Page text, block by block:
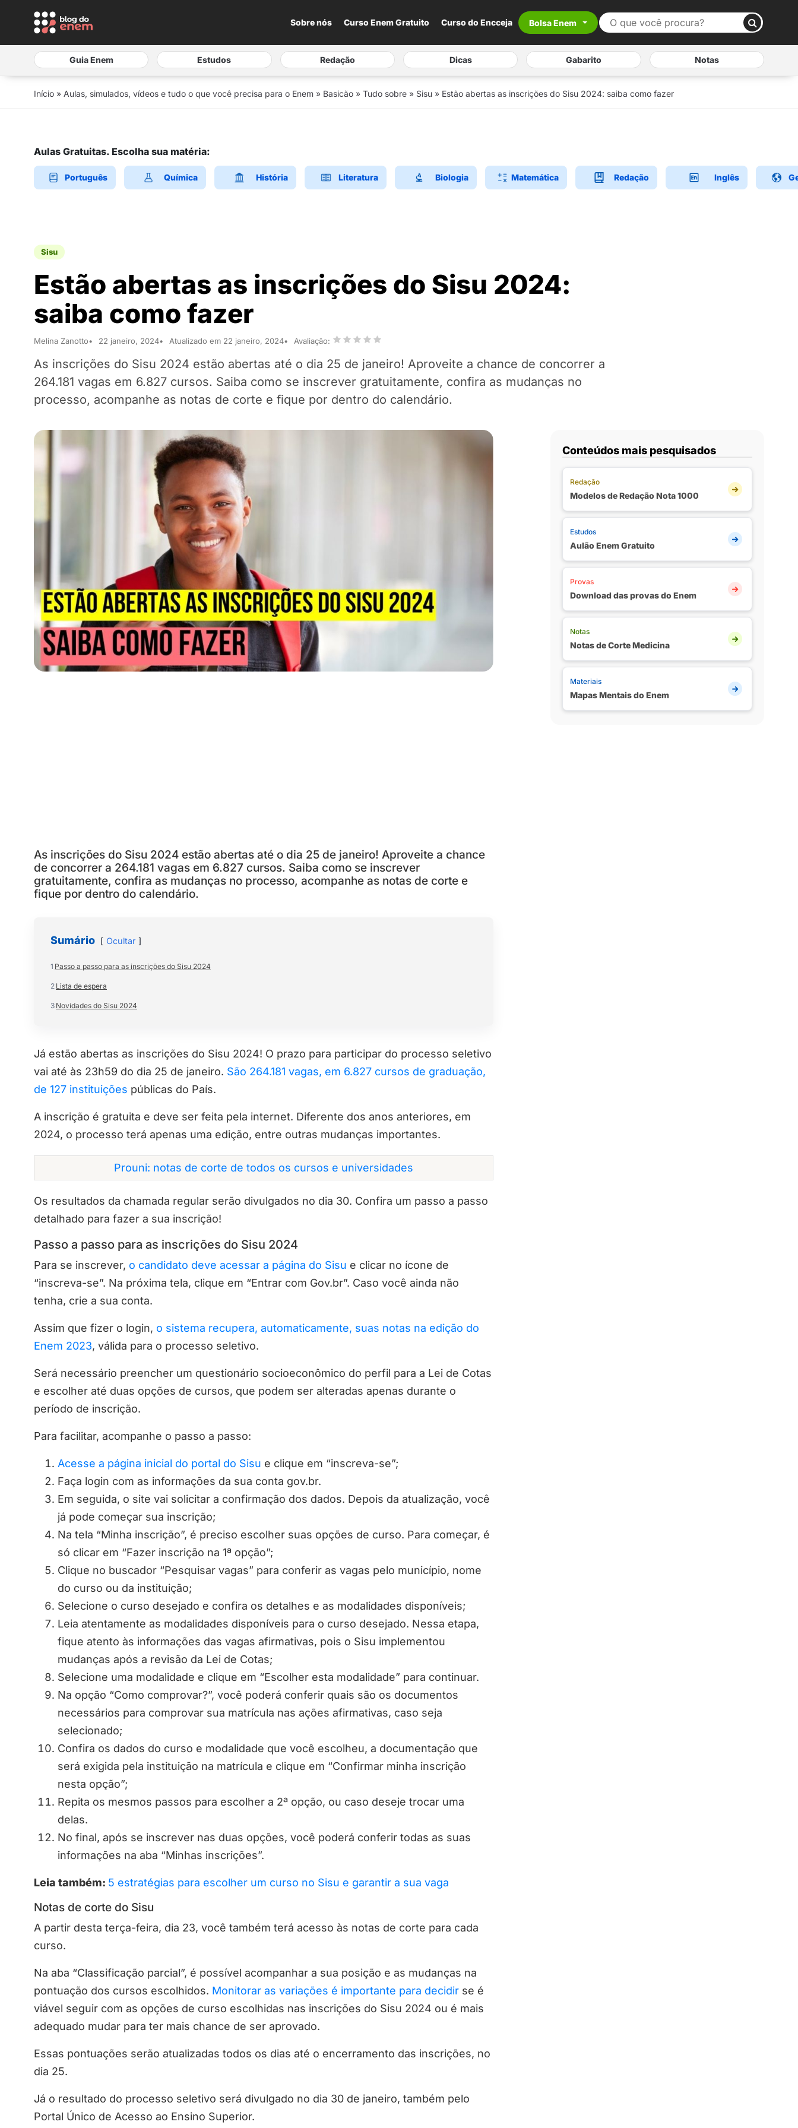
Sobre nós Curso Enem Gratuito Curso do Encceja Bolsa Enem
Guia Enem Estudos Redação Dicas Gabarito Notas
Início » Aulas, simulados, vídeos e tudo o que você precisa para o Enem » Basicão » Tudo sobre » Sisu » Estão abertas as inscrições do Sisu 2024: saiba como fazer
Aulas Gratuitas. Escolha sua matéria:
Português Química História Literatura Biologia Matemática Redação Inglês
Sisu
Estão abertas as inscrições do Sisu 2024:
saiba como fazer
Melina Zanotto 22 janeiro, 2024 Atualizado em 22 janeiro, 2024 Avaliação:
As inscrições do Sisu 2024 estão abertas até o dia 25 de janeiro! Aproveite a chance de concorrer a
264.181 vagas em 6.827 cursos. Saiba como se inscrever gratuitamente, confira as mudanças no
processo, acompanhe as notas de corte e fique por dentro do calendário.
As inscrições do Sisu 2024 estão abertas até o dia 25 de janeiro! Aproveite a chance
de concorrer a 264.181 vagas em 6.827 cursos. Saiba como se inscrever
gratuitamente, confira as mudanças no processo, acompanhe as notas de corte e
fique por dentro do calendário.
Sumário Ocultar
1 Passo a passo para as inscrições do Sisu 2024
2 Lista de espera
3 Novidades do Sisu 2024
Já estão abertas as inscrições do Sisu 2024! O prazo para participar do processo seletivo
vai até às 23h59 do dia 25 de janeiro. São 264.181 vagas, em 6.827 cursos de graduação,
de 127 instituições públicas do País.
A inscrição é gratuita e deve ser feita pela internet. Diferente dos anos anteriores, em
2024, o processo terá apenas uma edição, entre outras mudanças importantes.
Prouni: notas de corte de todos os cursos e universidades
Os resultados da chamada regular serão divulgados no dia 30. Confira um passo a passo
detalhado para fazer a sua inscrição!
Passo a passo para as inscrições do Sisu 2024
Para se inscrever, o candidato deve acessar a página do Sisu e clicar no ícone de
“inscreva-se”. Na próxima tela, clique em “Entrar com Gov.br”. Caso você ainda não
tenha, crie a sua conta.
Assim que fizer o login, o sistema recupera, automaticamente, suas notas na edição do
Enem 2023, válida para o processo seletivo.
Será necessário preencher um questionário socioeconômico do perfil para a Lei de Cotas
e escolher até duas opções de cursos, que podem ser alteradas apenas durante o
período de inscrição.
Para facilitar, acompanhe o passo a passo:
Acesse a página inicial do portal do Sisu e clique em “inscreva-se”;
Faça login com as informações da sua conta gov.br.
Em seguida, o site vai solicitar a confirmação dos dados. Depois da atualização, você
já pode começar sua inscrição;
Na tela “Minha inscrição”, é preciso escolher suas opções de curso. Para começar, é
só clicar em “Fazer inscrição na 1ª opção”;
Clique no buscador “Pesquisar vagas” para conferir as vagas pelo município, nome
do curso ou da instituição;
Selecione o curso desejado e confira os detalhes e as modalidades disponíveis;
Leia atentamente as modalidades disponíveis para o curso desejado. Nessa etapa,
fique atento às informações das vagas afirmativas, pois o Sisu implementou
mudanças após a revisão da Lei de Cotas;
Selecione uma modalidade e clique em “Escolher esta modalidade” para continuar.
Na opção “Como comprovar?”, você poderá conferir quais são os documentos
necessários para comprovar sua matrícula nas ações afirmativas, caso seja
selecionado;
Confira os dados do curso e modalidade que você escolheu, a documentação que
será exigida pela instituição na matrícula e clique em “Confirmar minha inscrição
nesta opção”;
Repita os mesmos passos para escolher a 2ª opção, ou caso deseje trocar uma
delas.
No final, após se inscrever nas duas opções, você poderá conferir todas as suas
informações na aba “Minhas inscrições”.
Leia também: 5 estratégias para escolher um curso no Sisu e garantir a sua vaga
Notas de corte do Sisu
A partir desta terça-feira, dia 23, você também terá acesso às notas de corte para cada
curso.
Na aba “Classificação parcial”, é possível acompanhar a sua posição e as mudanças na
pontuação dos cursos escolhidos​​. Monitorar as variações é importante para decidir se é
viável seguir com as opções de curso escolhidas nas inscrições do Sisu 2024 ou é mais
adequado mudar para ter mais chance de ser aprovado.
Essas pontuações serão atualizadas todos os dias até o encerramento das inscrições, no
dia 25.
Já o resultado do processo seletivo será divulgado no dia 30 de janeiro, também pelo
Portal Único de Acesso ao Ensino Superior.
Conteúdos mais pesquisados
Redação
Modelos de Redação Nota 1000
Estudos
Aulão Enem Gratuito
Provas
Download das provas do Enem
Notas
Notas de Corte Medicina
Materiais
Mapas Mentais do Enem